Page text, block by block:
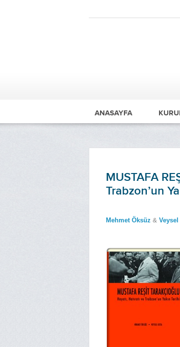
ANASAYFA
MUSTAFA
Trabzon’un
Mehmet Öksüz & Veysel